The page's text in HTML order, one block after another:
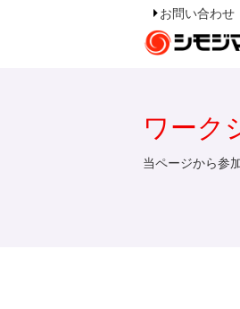
お問い合わせ
ワーク
当ページから参